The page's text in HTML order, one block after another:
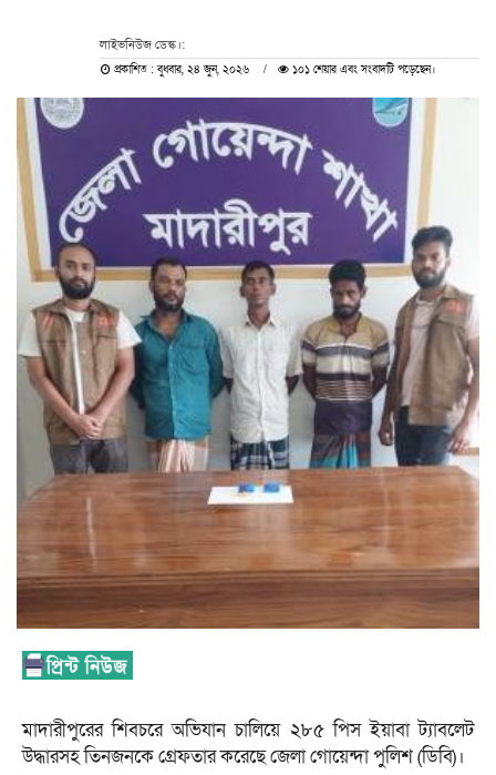
লাইভনিউজ ডেস্ক।:
প্রকাশিত : বুধবার, ২৪ জুন, ২০২৬ ১০১ শেয়ার এবং সংবাদটি পড়েছেন।
মাদারীপুরের শিবচরে অভিযান চালিয়ে ২৮৫ পিস ইয়াবা ট্যাবলেট
উদ্ধারসহ তিনজনকে গ্রেফতার করেছে জেলা গোয়েন্দা পুলিশ (ডিবি)।